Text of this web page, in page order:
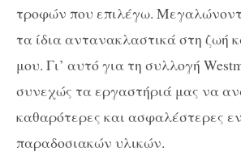
τροφών που επιλέγω.
τα ίδια αντανακλαστικά στη ζωή
μου. Γι’ αυτό για τη συλλογή
συνεχώς τα εργαστήριά μας να
καθαρότερες και ασφαλέστερες
παραδοσιακών υλικών.